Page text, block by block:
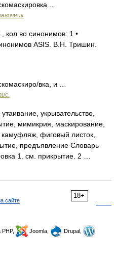
…
кол во синонимов: 1 •
ASIS. В.Н. Тришин.
вка, и …
укрывательство,
мимикрия, маскирование,
фиговый листок,
предъявление Словарь
1. см. прикрытие. 2 …
18+
сайте
PHP, Joomla,
Drupal,